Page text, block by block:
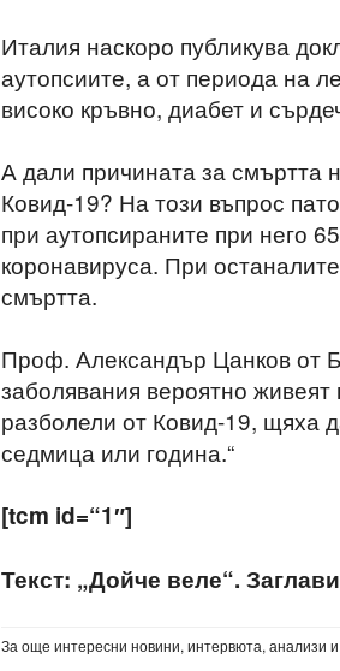
Италия наскоро публикува
аутопсиите, а от периода на
високо кръвно, диабет и
А дали причината за смъртта
Ковид-19? На този въпрос
при аутопсираните при него
коронавируса. При
смъртта.
Проф. Александър Цанков от
заболявания вероятно
разболели от Ковид-19, щяха
седмица или година.“
[tcm id=“1″]
Текст: „Дойче веле“.
За още интересни новини, интервюта, анализи